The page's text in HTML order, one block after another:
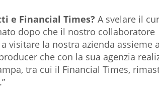
e Financial Times? A svelare il
dopo che il nostro collaboratore
visitare la nostra azienda assieme
che con la sua agenzia
tra cui il Financial Times,